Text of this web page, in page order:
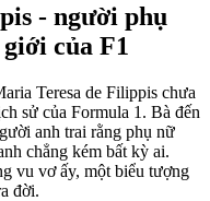
- người phụ
của F1
Teresa de Filippis chưa
sử của Formula 1. Bà đến
anh trai rằng phụ nữ
chẳng kém bất kỳ ai.
vu vơ ấy, một biểu tượng
đời.